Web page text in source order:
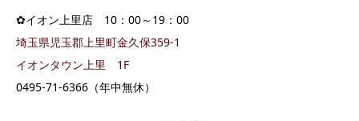
✿イオン上里店 10：00～19：00
埼玉県児玉郡上里町金久保359-1
イオンタウン上里 1F
0495-71-6366（年中無休）